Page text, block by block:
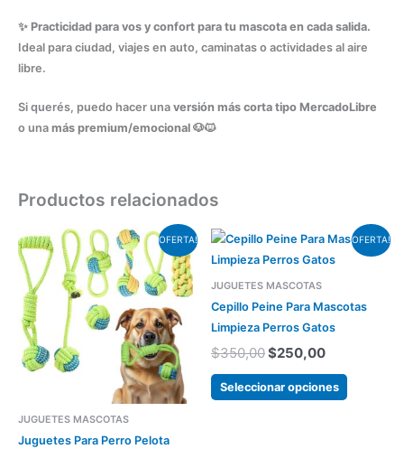
✨ Practicidad para vos y confort para tu mascota en cada salida.
Ideal para ciudad, viajes en auto, caminatas o actividades al aire
libre.
Si querés, puedo hacer una versión más corta tipo MercadoLibre
o una más premium/emocional 🐶🐱
Productos relacionados
OFERTA!
JUGUETES MASCOTAS
Juguetes Para Perro Pelota
El
precio
original
era:
$750,00.
El
precio
actual
es:
$590,00.
OFERTA!
JUGUETES MASCOTAS
Cepillo Peine Para Mascotas
Limpieza Perros Gatos
$350,00
El
precio
original
era:
$350,00.
$250,00
El
precio
actual
$250,00.
Seleccionar opciones
Este
producto
varias